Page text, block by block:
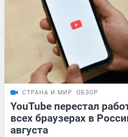
СТРАНА И МИР ОБЗОР
YouTube перестал
всех браузерах в
августа